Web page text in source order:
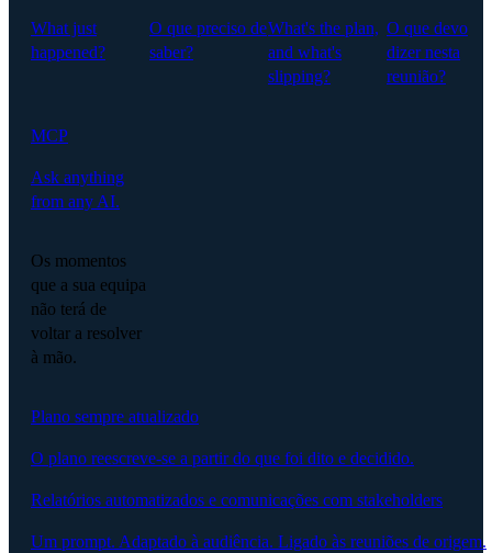
What just
happened?
O que preciso de
saber?
What's the plan,
and what's
slipping?
O que devo
dizer nesta
reunião?
MCP
Ask anything
from any AI.
Os momentos
que a sua equipa
não terá de
voltar a resolver
à mão.
Plano sempre atualizado
O plano reescreve-se a partir do que foi dito e decidido.
Relatórios automatizados e comunicações com stakeholders
Um prompt. Adaptado à audiência. Ligado às reuniões de origem.